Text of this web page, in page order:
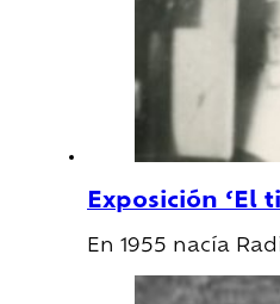
Exposición ‘El
En 1955 nacía